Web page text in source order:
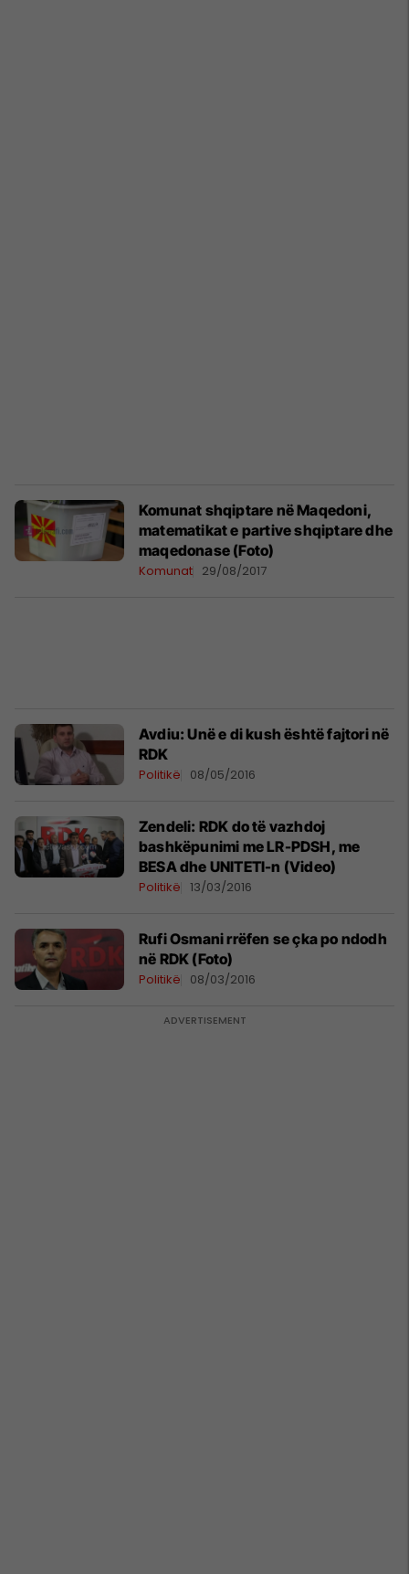
Komunat shqiptare në Maqedoni,
matematikat e partive shqiptare dhe
maqedonase (Foto)
Komunat 29/08/2017
Avdiu: Unë e di kush është fajtori në
RDK
Politikë 08/05/2016
Zendeli: RDK do të vazhdoj
bashkëpunimi me LR-PDSH, me
BESA dhe UNITETI-n (Video)
Politikë 13/03/2016
Rufi Osmani rrëfen se çka po ndodh
në RDK (Foto)
Politikë 08/03/2016